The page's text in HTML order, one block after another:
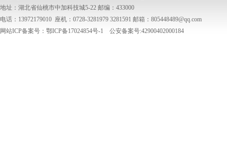
地址：湖北省仙桃市中加科技城5-22 邮编：433000
电话：13972179010 座机：0728-3281979 3281591 邮箱： 805448489@qq.com
网站ICP备案号：鄂ICP备17024854号-1 公安备案号:42900402000184